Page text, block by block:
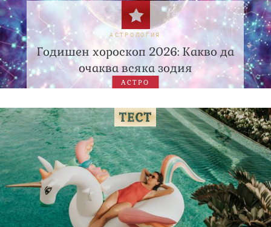
АСТРОЛОГИЯ
Годишен хороскоп 2026: Какво да
очаква всяка зодия
АСТРО